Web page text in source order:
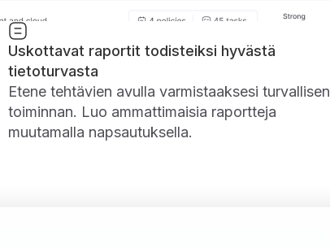
Uskottavat raportit todisteiksi hyvästä
tietoturvasta
Etene tehtävien avulla varmistaaksesi turvallisen
toiminnan. Luo ammattimaisia ​​raportteja
muutamalla napsautuksella.